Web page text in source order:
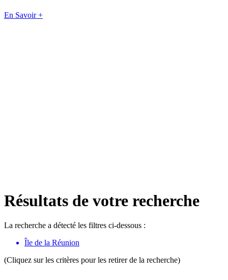
En Savoir +
Résultats de votre recherche
La recherche a détecté les filtres ci-dessous :
Île de la Réunion
(Cliquez sur les critères pour les retirer de la recherche)